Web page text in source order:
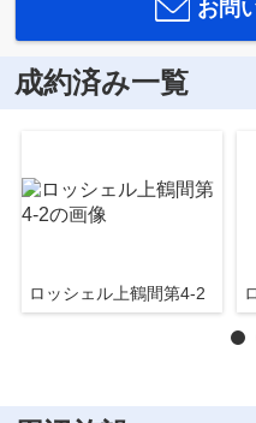
お問
成約済み一覧
ロッシェル上鶴間第4-2